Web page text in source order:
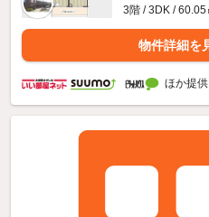
3階 / 3DK / 60.05
物件詳細を
ほか提供